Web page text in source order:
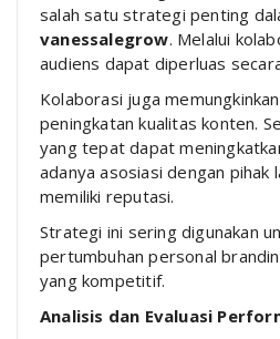
salah satu strategi penting
vanessalegrow. Melalui
audiens dapat diperluas
Kolaborasi juga
peningkatan kualitas konten.
yang tepat dapat
adanya asosiasi dengan pihak
memiliki reputasi.
Strategi ini sering digunakan
pertumbuhan personal
yang kompetitif.
Analisis dan Evaluasi